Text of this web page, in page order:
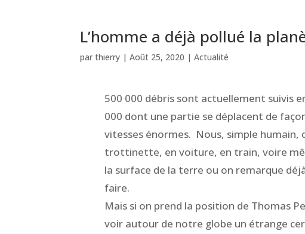
L’homme a déjà pollué la
parthierry |Août 25, 2020 |Actualité
500 000 débris sont actuellement suivis
000 dont une partie se déplacent de
vitesses énormes. Nous, simple humain,
trottinette, en voiture, en train, voire
la surface de la terre ou on remarque
faire.
Mais si on prend la position de Thomas
voir autour de notre globe un étrange